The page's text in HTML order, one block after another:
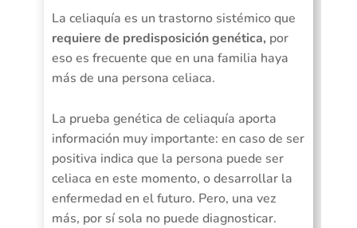
La celiaquía es un trastorno sistémico que
requiere de predisposición genética, por
eso es frecuente que en una familia haya
más de una persona celiaca.
La prueba genética de celiaquía aporta
información muy importante: en caso de ser
positiva indica que la persona puede ser
celiaca en este momento, o desarrollar la
enfermedad en el futuro. Pero, una vez
más, por sí sola no puede diagnosticar.